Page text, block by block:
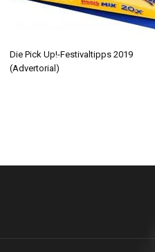
Die Pick Up!-Festivaltipps 2019
(Advertorial)